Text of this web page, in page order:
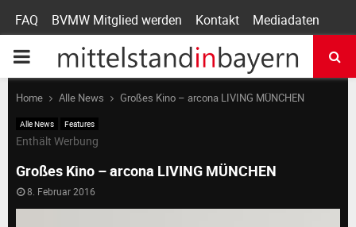
FAQ BVMW Mitglied werden Kontakt Mediadaten
P
R
I
M
Home Alle News Großes Kino – arcona LIVING MÜNCHEN
Alle News Features
Enthält Werbung
Großes Kino – arcona LIVING MÜNCHEN
8. Februar 2016